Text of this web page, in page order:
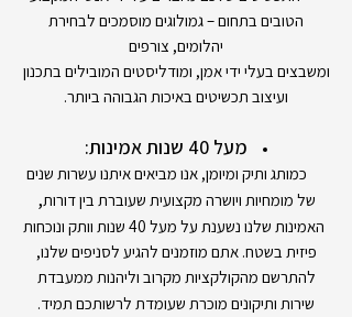
הטובים בתחום – גמולוגים מוסמכים לבחירת
יהלומים, צורפים
ומשבצים בעלי ידי אמן, ומודליסטים המובילים בתכנון
ועיצוב תכשיטים באיכות הגבוהה ביותר.
מעל 40 שנות אמינות:
כמותג ותיק ומיומן, אנו מביאים איתנו עשרות שנים
של מומחיות ויושרה מקצועית שעוברת בין דורות,
האמינות שלנו נשענת על מעל 40 שנות וותק ונוכחות
פיזית בשטח. אתם מוזמנים להגיע לסניפים שלנו,
להתרשם מהקולקציות מקרוב וליהנות ממעבדת
שירות ותיקונים מוכרת שעומדת לרשותכם תמיד.